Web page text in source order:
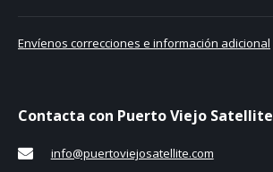
Envíenos correcciones e información adicional
Contacta con Puerto Viejo Satellite
info@puertoviejosatellite.com